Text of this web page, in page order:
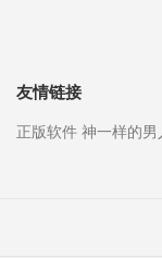
友情链接
正版软件 神一样的男